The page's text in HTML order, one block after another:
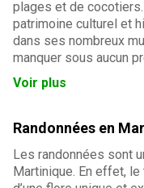
plages et de cocotiers.
patrimoine culturel et
dans ses nombreux
manquer sous aucun
l’histoire et des
Voir plus
Randonnées en
Les randonnées sont
Martinique. En effet,